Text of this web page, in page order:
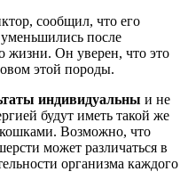
сообщил, что его
после
жизни. Он уверен, что это
этой породы.
индивидуальны и не
будут иметь такой же
Возможно, что
может различаться в
организма каждого